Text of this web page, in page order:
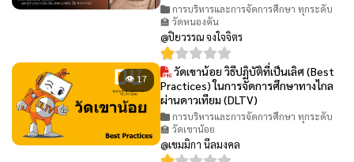
การบริหารและการจัดการศึกษา ทุกระดับ
🏫 วัดหนองคัน
@ปิยวรรณ จงใจจิตร
👁 17
วัดเขาน้อย วิธีปฏิบัติที่เป็นเลิศ (Best
Practices) ในการจัดการศึกษาทางไกล
ผ่านดาวเทียม (DLTV)
การบริหารและการจัดการศึกษา ทุกระดับ
🏫 วัดเขาน้อย
@เขมมิกา นีลมงคล